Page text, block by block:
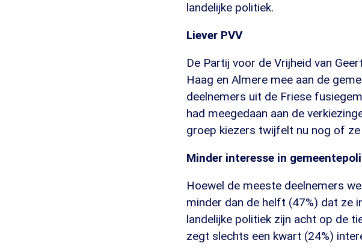
landelijke politiek.
Liever PVV
De Partij voor de Vrijheid van
Haag en Almere mee aan de
deelnemers uit de Friese
had meegedaan aan de
groep kiezers twijfelt nu nog of
Minder interesse in
Hoewel de meeste deelnemers
minder dan de helft (47%) dat ze
landelijke politiek zijn acht op de
zegt slechts een kwart (24%)